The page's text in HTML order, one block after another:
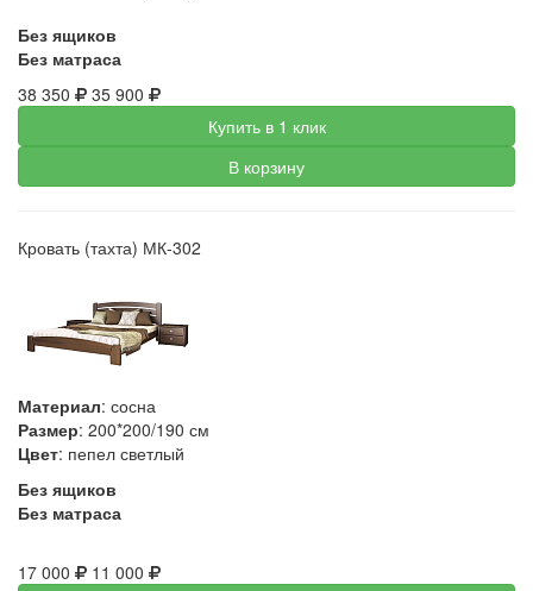
Без ящиков
Без матраса
38 350
35 900
Купить в 1 клик
В корзину
Кровать (тахта) МК-302
Материал: сосна
Размер: 200*200/190 см
Цвет: пепел светлый
Без ящиков
Без матраса
17 000
11 000